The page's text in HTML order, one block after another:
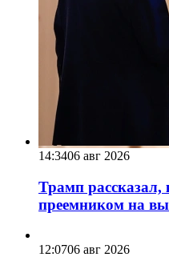
14:3406 авг 2026
Трамп рассказал,
преемником на
12:0706 авг 2026